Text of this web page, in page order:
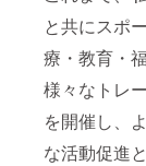
と共にスポ
療・教育・
様々なトレ
を開催し、
な活動促進